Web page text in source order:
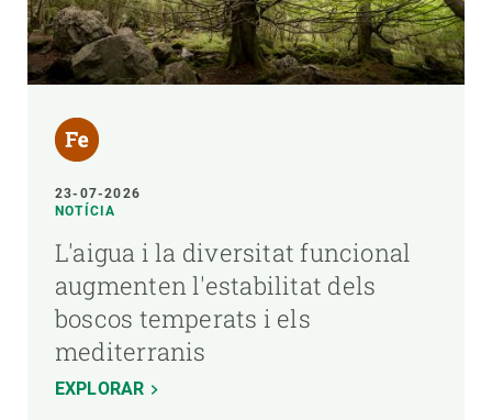
23-07-2026
NOTÍCIA
L'aigua i la diversitat funcional
augmenten l'estabilitat dels
boscos temperats i els
mediterranis
EXPLORAR